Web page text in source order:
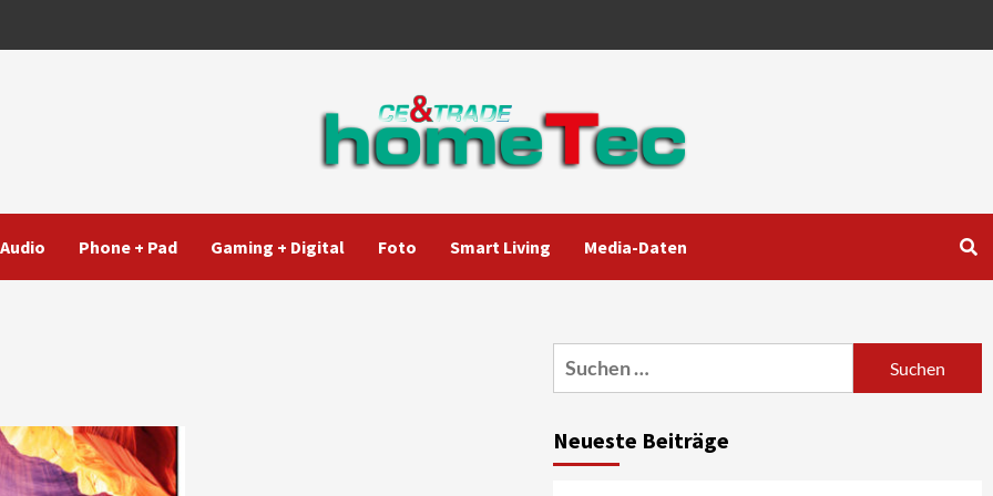
Audio Phone + Pad Gaming + Digital Foto Smart Living Media-Daten
Suchen
nach:
Neueste Beiträge
Marantz erweitert sein
4
News aus dem Internet
55-Zoll Fernsehgeräte